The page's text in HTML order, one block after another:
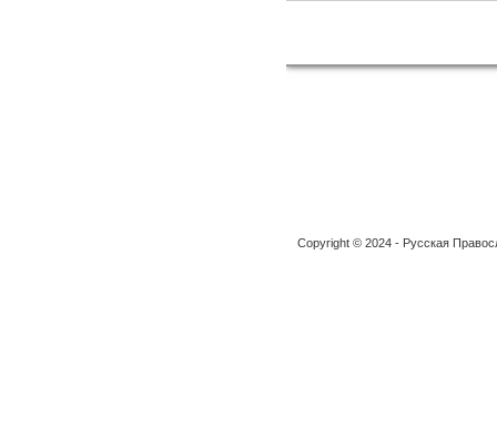
Copyright © 2024 - Русская